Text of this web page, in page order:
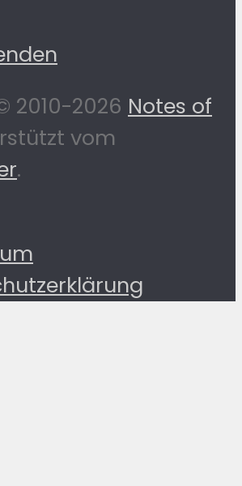
2010-2026 Notes of
vom
.